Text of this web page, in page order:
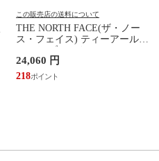
この販売店の送料について
THE NORTH FACE(ザ・ノー
ス・フェイス) ティーアールロ
24,060 円
218